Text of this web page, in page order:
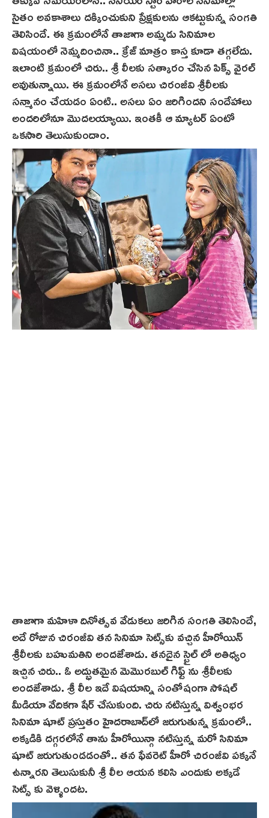
సైతం అవకాశాలు దక్కించుకుని ప్రేక్షకులను ఆకట్టుకున్న సంగతి
తెలిసిందే. ఈ క్రమంలోనే తాజాగా అమ్మడు సినిమాల
విషయంలో నెమ్మదించినా.. క్రేజ్ మాత్రం కాస్త కూడా తగ్గలేదు.
ఇలాంటి క్రమంలో చిరు.. శ్రీ లీలకు సత్కారం చేసిన పిక్స్ వైరల్
అవుతున్నాయి. ఈ క్రమంలోనే అసలు చిరంజీవి శ్రీలీల‌కు
సన్మానం చేయడం ఏంటి.. అసలు ఏం జరిగిందని సందేహాలు
అందరిలోనూ మొదలయ్యాయి. ఇంతకీ ఆ మ్యాటర్ ఏంటో
ఒకసారి తెలుసుకుందాం.
తాజాగా మహిళా దినోత్సవ వేడుకలు జరిగిన సంగతి తెలిసిందే,
అదే రోజున చిరంజీవి తన సినిమా సెట్స్‌కు వ‌చ్చిన హీరోయిన్
శ్రీ‌లీల‌కు బహుమతిని అందజేశాడు. తనదైన స్టైల్ లో అతిధ్యం
ఇచ్చిన చిరు.. ఓ అద్భుతమైన మెమొరబుల్ గిఫ్ట్ ను శ్రీలీలకు
అందజేశాడు. శ్రీ లీల ఇదే విషయాన్ని సంతోషంగా సోషల్
మీడియా వేదికగా షేర్ చేసుకుంది. చిరు నటిస్తున్న విశ్వంభర
సినిమా షూట్ ప్రస్తుతం హైదరాబాద్‌లో జరుగుతున్న క్ర‌మంలో..
అక్కడికి దగ్గరలోనే తాను హీరోయిన్గా నటిస్తున్న మరో సినిమా
షూట్ జరుగుతుండడంతో.. తన ఫేవరెట్ హీరో చిరంజీవి పక్కనే
ఉన్నారని తెలుసుకునీ శ్రీ లీల ఆయన కలిసి ఎందుకు అక్కడే
సెట్స్ కు వెళ్ళిందట.